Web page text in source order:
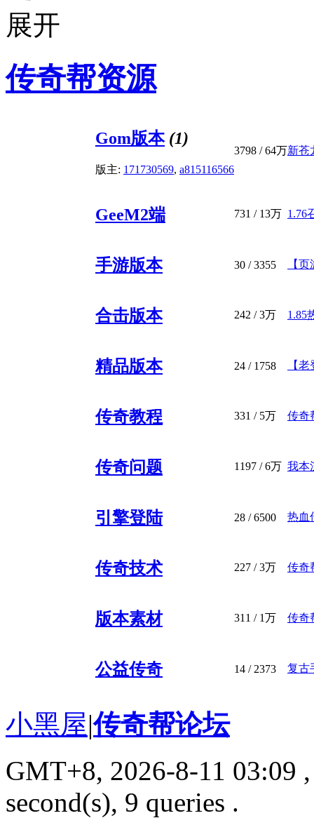
传奇帮资源
Gom版本(1)
版主: 171730569, a815116566
3798 /64万新苍
GeeM2端 731 / 13万 1.76
手游版本 30 / 3355 【
合击版本 242 /3万 1.85
精品版本 24 / 1758 【
传奇教程 331 / 5万 传奇
传奇问题 1197 /6万 我本
引擎登陆 28 / 6500 热血
传奇技术 227 /3万 传奇
版本素材 311 / 1万 传奇
公益传奇 14 / 2373 复古
小黑屋|传奇帮论坛
GMT+8, 2026-8-11 03:09
second(s), 9 queries .